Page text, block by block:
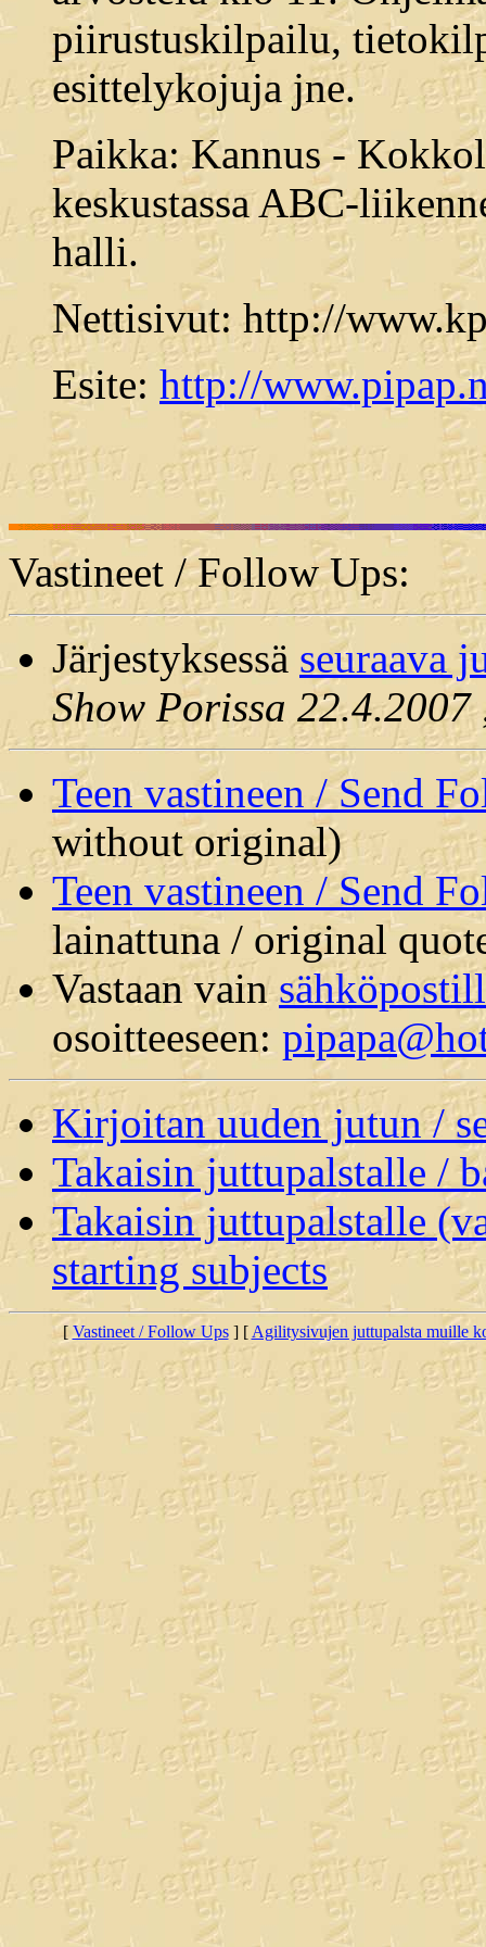
piirustuskilpailu,
esittelykojuja jne.
Paikka: Kannus -
keskustassa ABC-
halli.
Nettisivut: http://
Esite: http://
Vastineet / Follow Ups:
Järjestyksessä seuraava
Show Porissa 22.4.2007
Teen vastineen / Send
without original)
Teen vastineen / Send
lainattuna / original
Vastaan vain
osoitteeseen:
Kirjoitan uuden jutun /
Takaisin juttupalstalle /
Takaisin juttupalstalle
starting subjects
[Vastineet / Follow Ups] [Agilitysivujen juttupalsta muille